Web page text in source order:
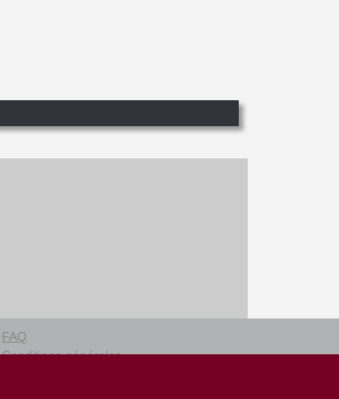
FAQ
Conditions générales